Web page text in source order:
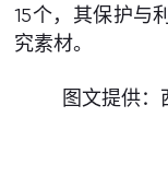
15个，其保护与
究素材。
图文提供